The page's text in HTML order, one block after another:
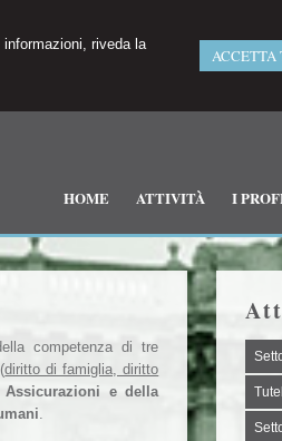
riveda la
ACCETTA
HOME ATTIVITÀ I
competenza di tre
diritto di famiglia, diritto
e della
.